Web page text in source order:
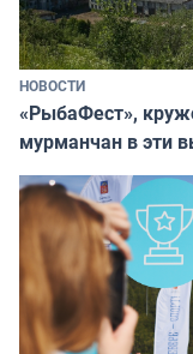
НОВОСТИ
«РыбаФест»,
мурманчан в эти